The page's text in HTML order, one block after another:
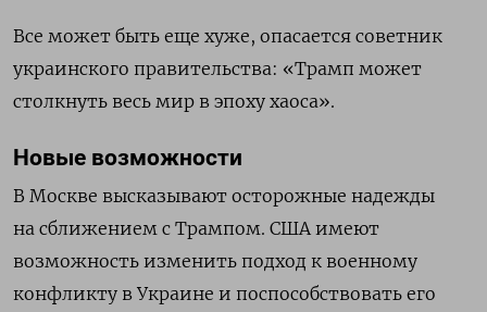
Все может быть еще хуже, опасается советник
украинского правительства: «Трамп может
столкнуть весь мир в эпоху хаоса».
Новые возможности
В Москве высказывают осторожные надежды
на сближением с Трампом. США имеют
возможность изменить подход к военному
конфликту в Украине и поспособствовать его